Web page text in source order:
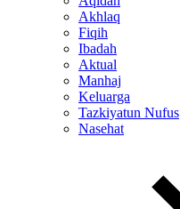
Akhlaq
Fiqih
Ibadah
Aktual
Manhaj
Keluarga
Tazkiyatun Nufus
Nasehat